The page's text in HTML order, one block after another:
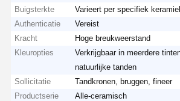
Buigsterkte
Varieert per specifiek
Authenticatie
Vereist
Kracht
Hoge breukweerstand
Kleuropties
Verkrijgbaar in meerdere
natuurlijke tanden
Sollicitatie
Tandkronen, bruggen, fineer
Productserie
Alle-ceramisch